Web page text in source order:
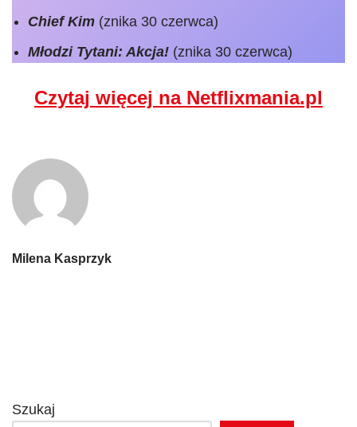
Chief Kim (znika 30 czerwca)
Młodzi Tytani: Akcja! (znika 30 czerwca)
Czytaj więcej na Netflixmania.pl
Milena Kasprzyk
Szukaj